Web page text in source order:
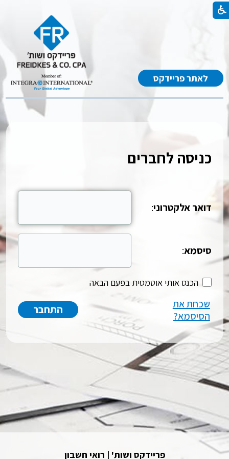
לאתר פריידקס
כניסה לחברים
דואר אלקטרוני:
סיסמא:
הכנס אותי אוטמטית בפעם הבאה
שכחת את
הסיסמא?
פריידקס ושות' | רואי חשבון